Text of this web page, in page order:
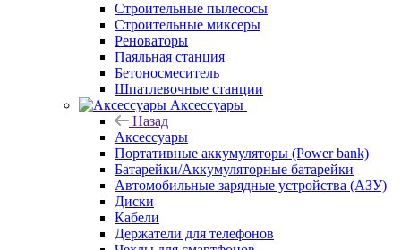
Строительные пылесосы
Строительные миксеры
Реноваторы
Паяльная станция
Бетоносмеситель
Шпатлевочные станции
Аксессуары
Назад
Аксессуары
Портативные аккумуляторы (Power bank)
Батарейки/Аккумуляторные батарейки
Автомобильные зарядные устройства (АЗУ)
Диски
Кабели
Держатели для телефонов